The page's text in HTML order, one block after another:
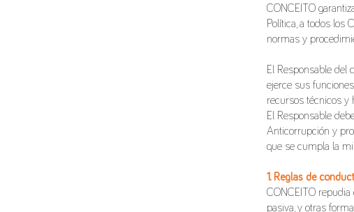
CONCEITO
Política, a todos los
normas y
El Responsable del
ejerce sus
recursos técnicos y
El Responsable
Anticorrupción y
que se cumpla la
1. Reglas de
CONCEITO
pasiva, y otras